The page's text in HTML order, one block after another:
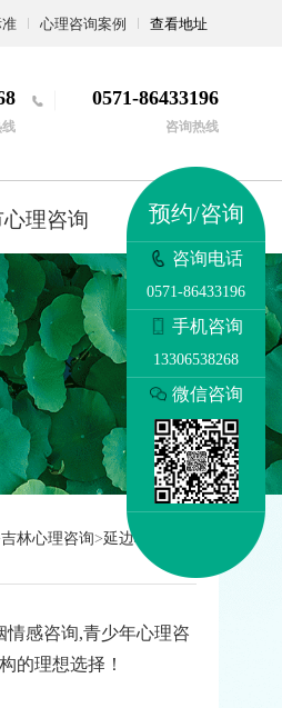
心理咨询案例 查看地址
线
0571-86433196
咨询热线
理咨询 更多
吉林心理咨询>延边心理医生
感咨询,青少年心理咨
的理想选择！
预约/咨询
咨询电话
0571-86433196
手机咨询
13306538268
微信咨询